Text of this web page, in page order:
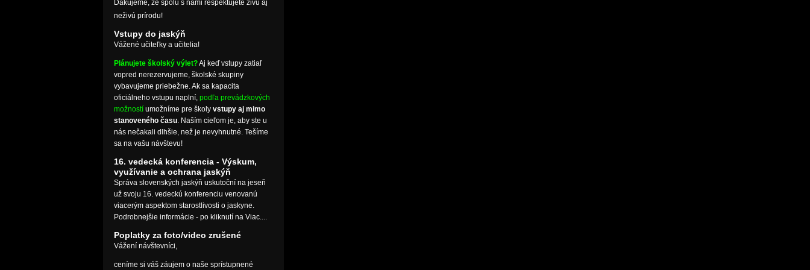
Ďakujeme, že spolu s nami rešpektujete živú aj
neživú prírodu!
Vstupy do jaskýň
Vážené učiteľky a učitelia!
Plánujete školský výlet?Aj keď vstupy zatiaľ
vopred nerezervujeme, školské skupiny
vybavujeme priebežne. Ak sa kapacita
oficiálneho vstupu naplní, podľa prevádzkových
možnostíumožníme pre školy vstupy aj mimo
stanoveného času. Naším cieľom je, aby ste u
nás nečakali dlhšie, než je nevyhnutné. Tešíme
sa na vašu návštevu!
16. vedecká konferencia - Výskum,
využívanie a ochrana jaskýň
Správa slovenských jaskýň uskutoční na jeseň
už svoju 16. vedeckú konferenciu venovanú
viacerým aspektom starostlivosti o jaskyne.
Podrobnejšie informácie - po kliknutí na Viac....
Poplatky za foto/video zrušené
Vážení návštevníci,
ceníme si váš záujem o naše sprístupnené